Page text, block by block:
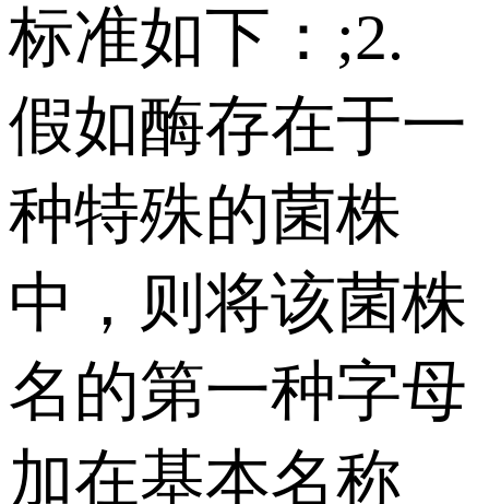
标准如下：;2.
假如酶存在于一
种特殊的菌株
中，则将该菌株
名的第一种字母
加在基本名称